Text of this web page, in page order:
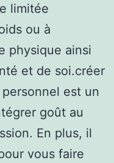
limitée
ou à
physique ainsi
et de soi.créer
est un
goût au
En plus, il
vous faire